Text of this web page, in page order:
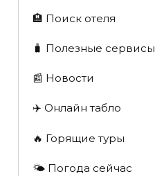
🏨 Поиск отеля
🧳 Полезные сервисы
📰 Новости
✈️ Онлайн табло
🔥 Горящие туры
🌤️ Погода сейчас